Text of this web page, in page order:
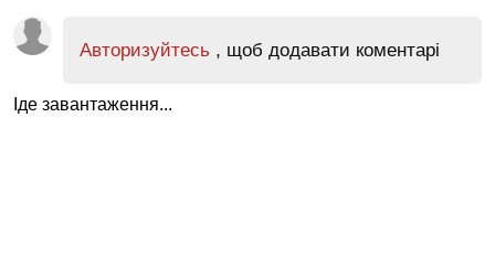
Авторизуйтесь , щоб додавати коментарі
Іде завантаження...